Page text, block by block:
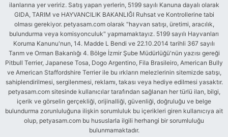
ilanlarına yer veririz. Satış yapan yerlerin, 5199 sayılı Kanuna dayalı olarak
GIDA, TARIM ve HAYVANCILIK BAKANLIĞI Ruhsat ve Kontrollerine tabi
olması gerekiyor. petyasam.com olarak "hayvan satışı, üretimi, aracılık,
bulundurma veya komisyonculuk" yapmamaktayız. 5199 sayılı Hayvanları
Koruma Kanunu'nun, 14. Madde L Bendi ve 22.10.2014 tarihli 367 sayılı
Tarım ve Orman Bakanlığı 4. Bölge İzmir Şube Müdürlüğü'nün yazısı gereği
Pitbull Terrier, Japanese Tosa, Dogo Argentino, Fila Brasileiro, American Bully
ve American Staffordshire Terrier ile bu ırkların melezlerinin sitemizde satışı,
sahiplendirilmesi, sergilenmesi, reklamı, takası veya hediye edilmesi yasaktır.
petyasam.com sitesinde kullanıcılar tarafından sağlanan her türlü ilan, bilgi,
içerik ve görselin gerçekliği, orijinalliği, güvenliği, doğruluğu ve belge
bulundurma zorunluluğuna ilişkin sorumluluk bu içerikleri giren kullanıcıya ait
olup, petyasam.com bu hususlarla ilgili herhangi bir sorumluluğu
bulunmamaktadır.